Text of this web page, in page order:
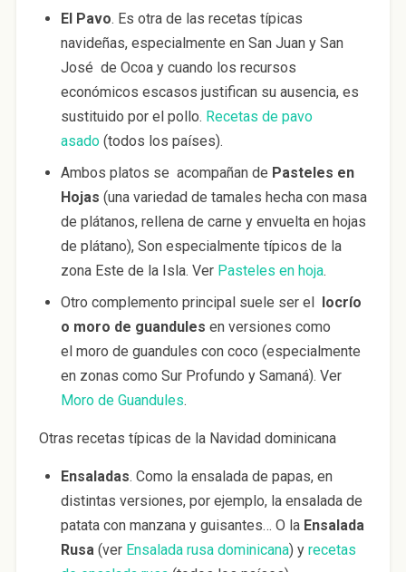
El Pavo. Es otra de las recetas típicas
navideñas, especialmente en San Juan y San
José de Ocoa y cuando los recursos
económicos escasos justifican su ausencia, es
sustituido por el pollo. Recetas de pavo
asado(todos los países).
Ambos platos se acompañan de Pasteles en
Hojas (una variedad de tamales hecha con masa
de plátanos, rellena de carne y envuelta en hojas
de plátano), Son especialmente típicos de la
zona Este de la Isla. Ver Pasteles en hoja.
Otro complemento principal suele ser el locrío
o moro de guandules en versiones como
el moro de guandules con coco (especialmente
en zonas como Sur Profundo y Samaná). Ver
Moro de Guandules.
Otras recetas típicas de la Navidad dominicana
Ensaladas. Como la ensalada de papas, en
distintas versiones, por ejemplo, la ensalada de
patata con manzana y guisantes… O la Ensalada
Rusa (ver Ensalada rusa dominicana) y recetas